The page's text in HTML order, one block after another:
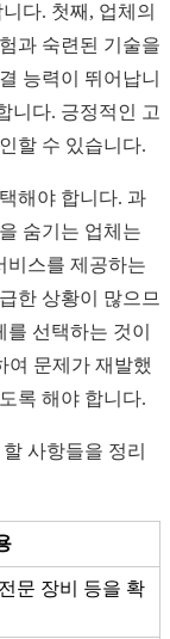
다. 첫째, 업체의
과 숙련된 기술을
능력이 뛰어납니
니다. 긍정적인 고
할 수 있습니다.
해야 합니다. 과
숨기는 업체는
비스를 제공하는
한 상황이 많으므
선택하는 것이
여 문제가 재발했
록 해야 합니다.
사항들을 정리
문 장비 등을 확